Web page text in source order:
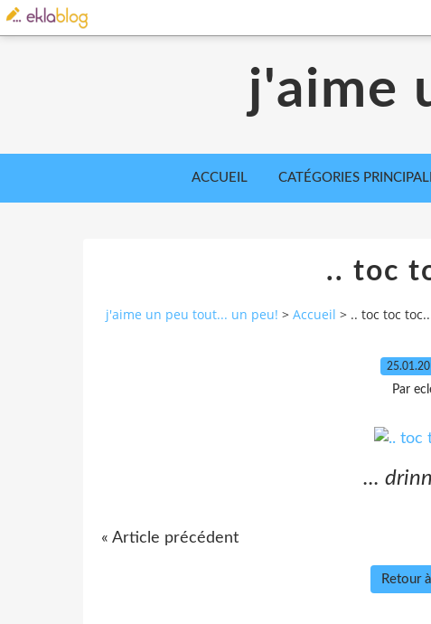
j'aime
ACCUEIL CATÉGORIES
.. toc
j'aime un peu tout... un peu! > Accueil > .. toc toc
Par
...
« Article précédent
Retour